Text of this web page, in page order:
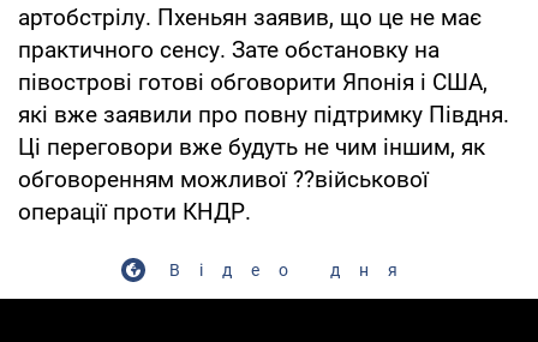
артобстрілу. Пхеньян заявив, що це не має
практичного сенсу. Зате обстановку на
півострові готові обговорити Японія і США,
які вже заявили про повну підтримку Півдня.
Ці переговори вже будуть не чим іншим, як
обговоренням можливої ??військової
операції проти КНДР.
Відео дня